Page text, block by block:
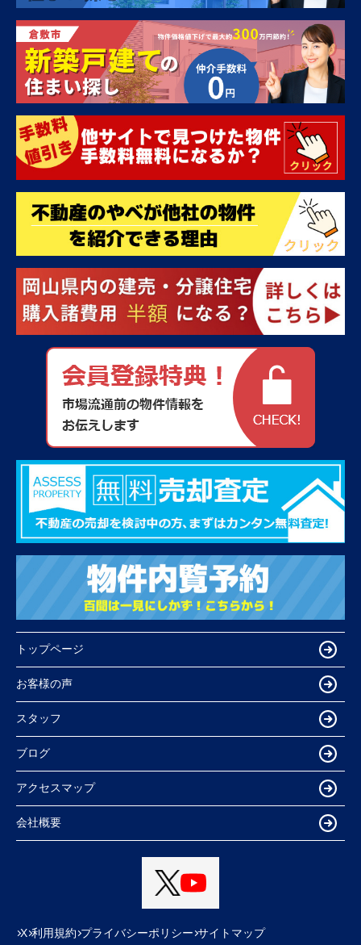
トップページ
お客様の声
スタッフ
ブログ
アクセスマップ
会社概要
X 利用規約 プライバシーポリシー サイトマップ